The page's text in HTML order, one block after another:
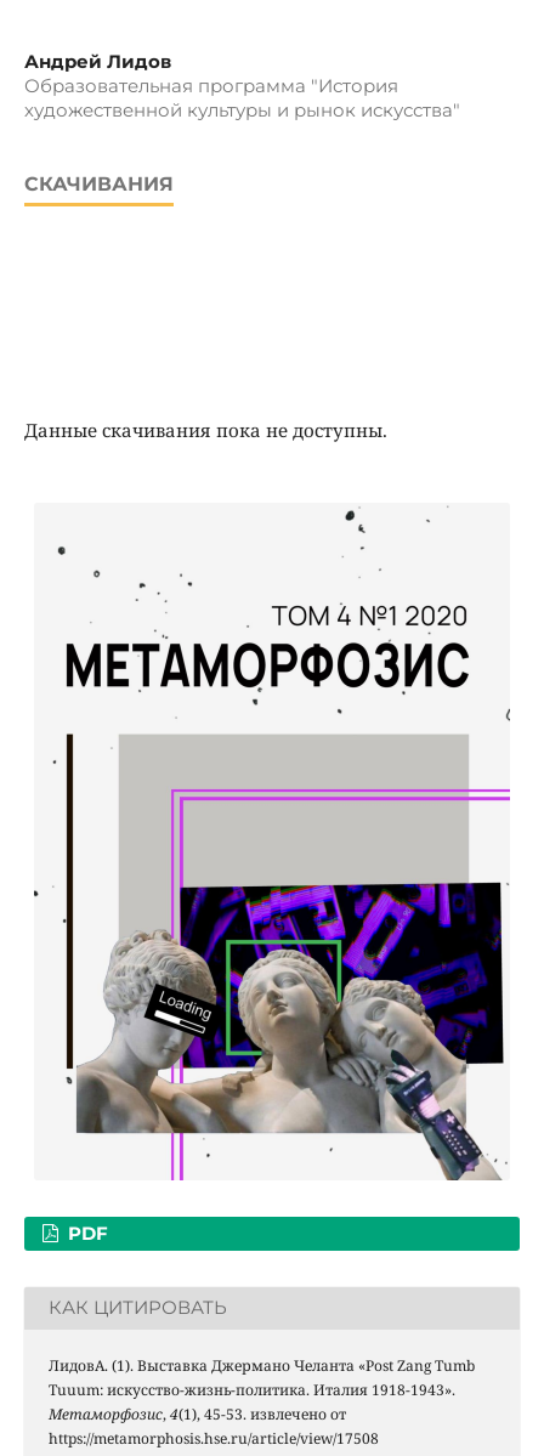
Андрей Лидов
Образовательная программа "История
художественной культуры и рынок искусства"
СКАЧИВАНИЯ
Данные скачивания пока не доступны.
PDF
КАК ЦИТИРОВАТЬ
ЛидовА. (1). Выставка Джермано Челанта «Post Zang Tumb
Tuuum: искусство-жизнь-политика. Италия 1918-1943».
Метаморфозис,4(1), 45-53. извлечено от
https://metamorphosis.hse.ru/article/view/17508